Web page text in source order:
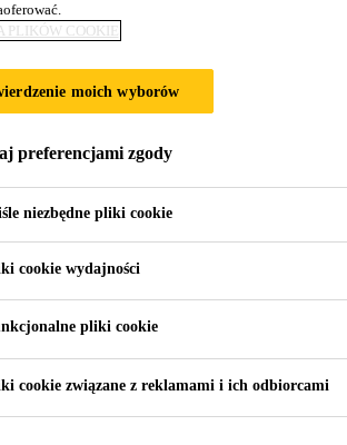
PLIKÓW COOKIE
moich wyborów
preferencjami zgody
niezbędne pliki cookie
cookie wydajności
pliki cookie
cookie związane z reklamami i ich odbiorcami